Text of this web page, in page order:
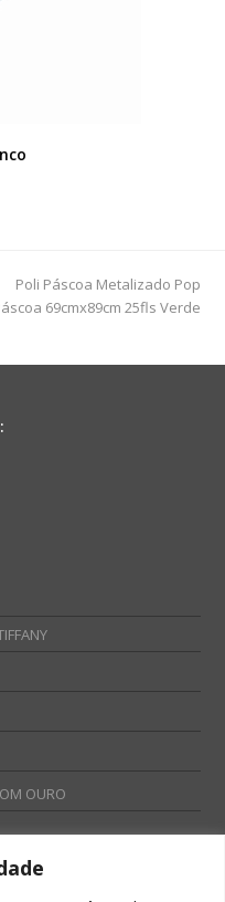
next
post:
Poli Páscoa Metalizado Pop
69cmx89cm 25fls Verde
OURO